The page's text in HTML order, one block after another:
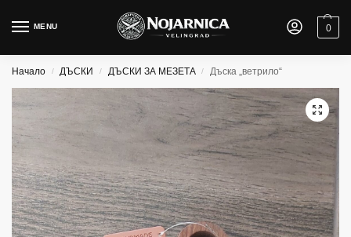
MENU 0
Начало / ДЪСКИ / ДЪСКИ ЗА МЕЗЕТА / Дъска „ветрило“